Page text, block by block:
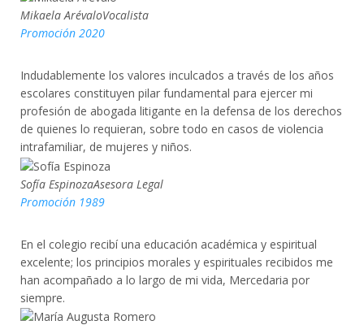
Mikaela ArévaloVocalista
Promoción 2020
Indudablemente los valores inculcados a través de los años
escolares constituyen pilar fundamental para ejercer mi
profesión de abogada litigante en la defensa de los derechos
de quienes lo requieran, sobre todo en casos de violencia
intrafamiliar, de mujeres y niños.
Sofía EspinozaAsesora Legal
Promoción 1989
En el colegio recibí una educación académica y espiritual
excelente; los principios morales y espirituales recibidos me
han acompañado a lo largo de mi vida, Mercedaria por
siempre.